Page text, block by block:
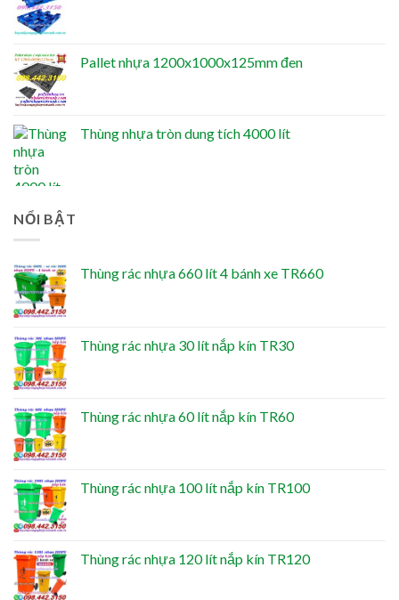
Pallet nhựa 1200x1000x125mm đen
Thùng nhựa tròn dung tích 4000 lít
NỔI BẬT
Thùng rác nhựa 660 lít 4 bánh xe TR660
Thùng rác nhựa 30 lít nắp kín TR30
Thùng rác nhựa 60 lít nắp kín TR60
Thùng rác nhựa 100 lít nắp kín TR100
Thùng rác nhựa 120 lít nắp kín TR120